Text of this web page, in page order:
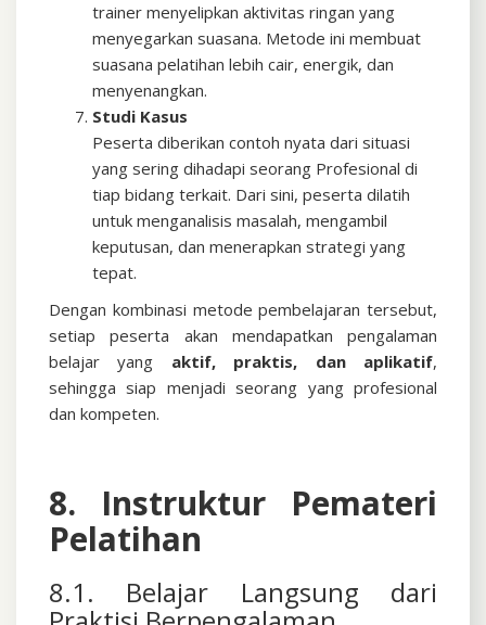
trainer menyelipkan aktivitas ringan yang
menyegarkan suasana. Metode ini membuat
suasana pelatihan lebih cair, energik, dan
menyenangkan.
Studi Kasus
Peserta diberikan contoh nyata dari situasi
yang sering dihadapi seorang Profesional di
tiap bidang terkait. Dari sini, peserta dilatih
untuk menganalisis masalah, mengambil
keputusan, dan menerapkan strategi yang
tepat.
Dengan kombinasi metode pembelajaran tersebut,
setiap peserta akan mendapatkan pengalaman
belajar yang aktif, praktis, dan aplikatif,
sehingga siap menjadi seorang yang profesional
dan kompeten.
8. Instruktur Pemateri
Pelatihan
8.1. Belajar Langsung dari